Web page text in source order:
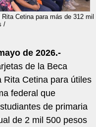
Cetina para más de 312 mil
/
de 2026.-
de la Beca
Rita Cetina para útiles
federal que
de primaria
de 2 mil 500 pesos